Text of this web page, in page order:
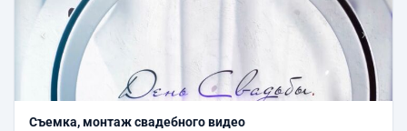
Съемка, монтаж свадебного видео